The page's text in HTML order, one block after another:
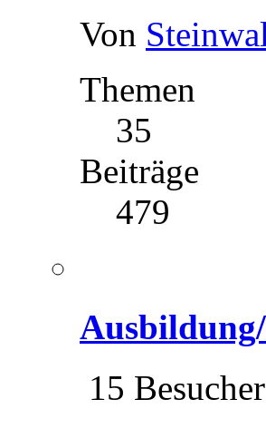
Von
Themen
35
Beiträge
479
15 Besucher